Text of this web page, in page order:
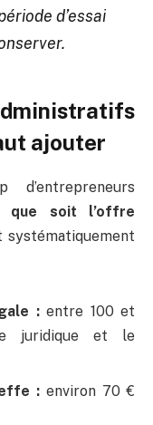
d’essai
ajouter
que soit l’offre
systématiquement
:entre 100 et
juridique et le
: environ 70 €